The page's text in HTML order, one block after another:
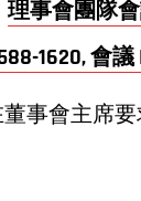
理事會團隊
1620, 會議
事會主席